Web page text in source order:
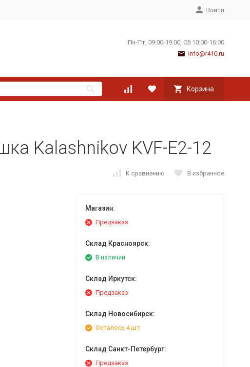
Войти
Пн-Пт, 09:00-19:00, Сб 10:00-16:00
info@r410.ru
Корзина
Kalashnikov KVF-E2-12
К сравнению В избранное
Магазин:
Предзаказ
Склад Красноярск:
В наличии
Склад Иркутск:
Предзаказ
Склад Новосибирск:
Осталось 4 шт.
Склад Санкт-Петербург:
Предзаказ